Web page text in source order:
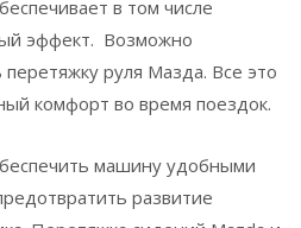
в том числе
эффект. Возможно
руля Мазда. Все это
комфорт во время поездок.
машину удобными
развитие